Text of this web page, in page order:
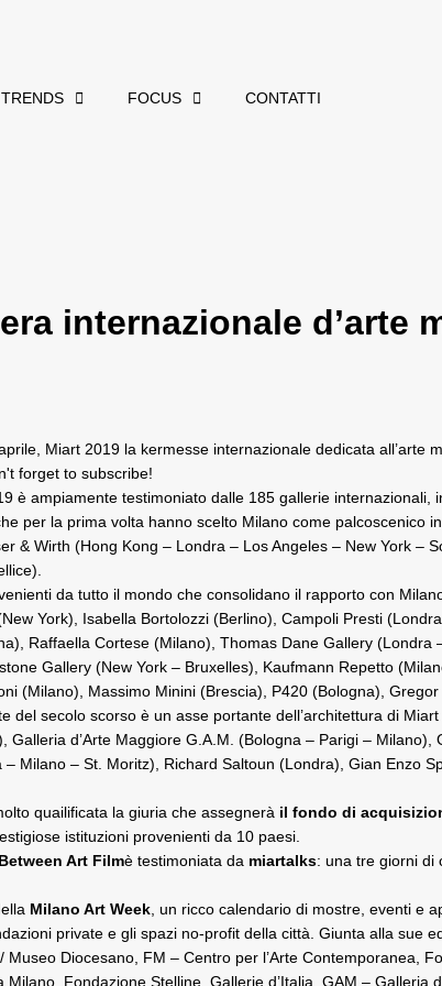
FOCUS CONTATTI
internazionale d’arte
Miart 2019 la kermesse internazionale dedicata
forget to subscribe!
è ampiamente testimoniato dalle 185 gallerie internazionali,
per la prima volta hanno scelto Milano come
& Wirth (Hong Kong – Londra – Los Angeles – New York
da tutto il mondo che consolidano il rapporto con
York), Isabella Bortolozzi (Berlino), Campoli Presti
Raffaella Cortese (Milano), Thomas Dane Gallery
Gallery (New York – Bruxelles), Kaufmann Repetto
(Milano), Massimo Minini (Brescia), P420 (Bologna),
del secolo scorso è un asse portante dell’architettura di
Galleria d’Arte Maggiore G.A.M. (Bologna – Parigi –
Milano – St. Moritz), Richard Saltoun (Londra), Gian Enzo
quailificata la giuria che assegnerà il fondo di
istituzioni provenienti da 10 paesi.
Art Filmè testimoniata da miartalks: una tre giorni di
Milano Art Week , un ricco calendario di mostre, eventi e
private e gli spazi no-profit della città. Giunta alla
Museo Diocesano, FM – Centro per l’Arte
Fondazione Stelline, Gallerie d’Italia, GAM –